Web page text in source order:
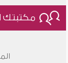
مكتبتك